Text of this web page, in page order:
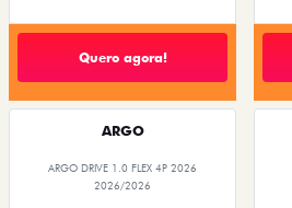
Quero agora!
ARGO
ARGO DRIVE 1.0 FLEX 4P 2026
2026/2026